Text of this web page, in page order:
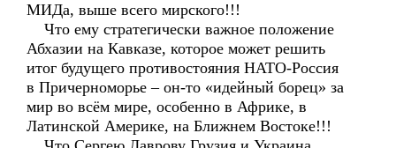
МИДа, выше всего мирского!!!
Что ему стратегически важное положение
Абхазии на Кавказе, которое может решить
итог будущего противостояния НАТО-Россия
в Причерноморье – он-то «идейный борец» за
мир во всём мире, особенно в Африке, в
Латинской Америке, на Ближнем Востоке!!!